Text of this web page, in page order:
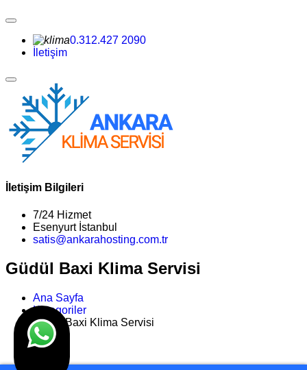
0.312.427 2090
İletişim
İletişim Bilgileri
7/24 Hizmet
Esenyurt İstanbul
satis@ankarahosting.com.tr
Güdül Baxi Klima Servisi
Ana Sayfa
Kategoriler
Güdül Baxi Klima Servisi
>>